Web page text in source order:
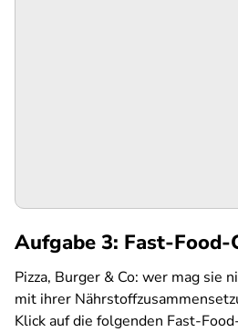
Aufgabe 3: Fast-Food-
Pizza, Burger & Co: wer mag sie
mit ihrer
Klick auf die folgenden Fast-